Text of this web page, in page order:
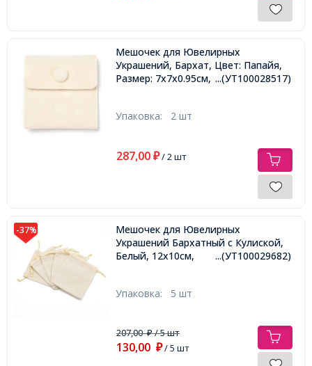
Мешочек для Ювелирных
Украшений, Бархат, Цвет: Папайя,
Размер: 7х7х0.95см, ...(УТ100028517)
Упаковка: 2 шт
287,00 ₽/ 2 шт
-37%
Мешочек для Ювелирных
Украшений Бархатный с Кулиской,
Белый, 12х10см,
...(УТ100029682)
Упаковка: 5 шт
207,00₽/ 5 шт
130,00 ₽/ 5 шт